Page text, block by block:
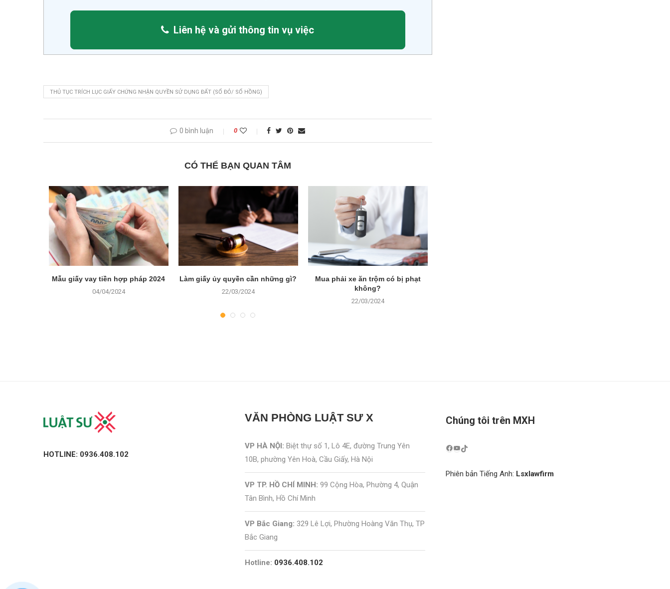
Liên hệ và gửi thông tin vụ việc
THỦ TỤC TRÍCH LỤC GIẤY CHỨNG NHẬN QUYỀN SỬ DỤNG ĐẤT (SỔ ĐỎ/ SỔ HỒNG)
0 bình luận 0
CÓ THỂ BẠN QUAN TÂM
Mẫu giấy vay tiền hợp pháp 2024
04/04/2024
Làm giấy ủy quyền cần những gì?
22/03/2024
Mua phải xe ăn trộm có bị phạt
không?
22/03/2024
HOTLINE: 0936.408.102
VĂN PHÒNG LUẬT SƯ X
VP HÀ NỘI: Biệt thự số 1, Lô 4E, đường Trung Yên
10B, phường Yên Hoà, Cầu Giấy, Hà Nội
VP TP. HỒ CHÍ MINH: 99 Cộng Hòa, Phường 4, Quận
Tân Bình, Hồ Chí Minh
VP Bắc Giang: 329 Lê Lợi, Phường Hoàng Văn Thụ, TP
Bắc Giang
Hotline: 0936.408.102
Chúng tôi trên MXH
Phiên bản Tiếng Anh: Lsxlawfirm